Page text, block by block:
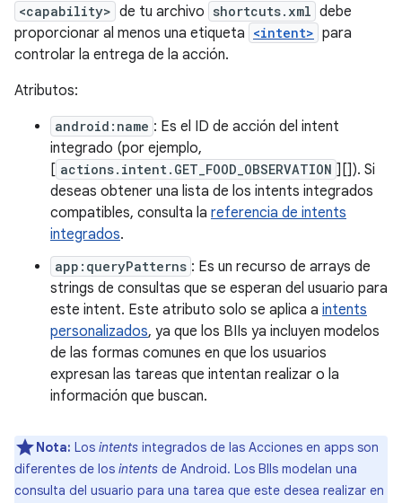
<capability> de tu archivo shortcuts.xml debe
proporcionar al menos una etiqueta <intent> para
controlar la entrega de la acción.
Atributos:
android:name : Es el ID de acción del intent
integrado (por ejemplo,
[ actions.intent.GET_FOOD_OBSERVATION ][]). Si
deseas obtener una lista de los intents integrados
compatibles, consulta la referencia de intents
integrados.
app:queryPatterns : Es un recurso de arrays de
strings de consultas que se esperan del usuario para
este intent. Este atributo solo se aplica a intents
personalizados, ya que los BIIs ya incluyen modelos
de las formas comunes en que los usuarios
expresan las tareas que intentan realizar o la
información que buscan.
Nota: Los intents integrados de las Acciones en apps son
diferentes de los intents de Android. Los BIIs modelan una
consulta del usuario para una tarea que este desea realizar en